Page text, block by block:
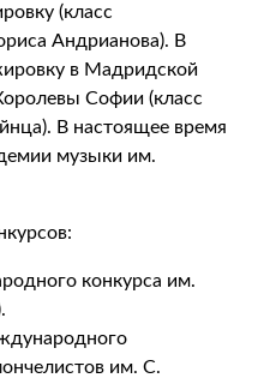
(класс
Андрианова). В
в Мадридской
Софии (класс
В настоящее время
музыки им.
конкурса им.
им. С.